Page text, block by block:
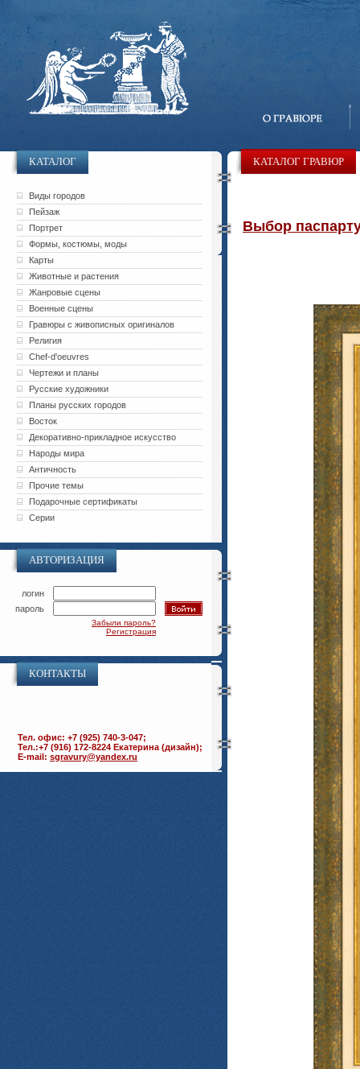
КАТАЛОГ
Виды городов
Пейзаж
Портрет
Формы, костюмы, моды
Карты
Животные и растения
Жанровые сцены
Военные сцены
Гравюры с живописных оригиналов
Религия
Chef-d'oeuvres
Чертежи и планы
Русские художники
Планы русских городов
Восток
Декоративно-прикладное искусство
Народы мира
Античность
Прочие темы
Подарочные сертификаты
Серии
АВТОРИЗАЦИЯ
логин
пароль
Забыли пароль?
Регистрация
КОНТАКТЫ
Тел. офис: +7 (925) 740-3-047;
Тел.:+7 (916) 172-8224 Екатерина (дизайн);
E-mail: sgravury@yandex.ru
КАТАЛОГ ГРАВЮР
Выбор